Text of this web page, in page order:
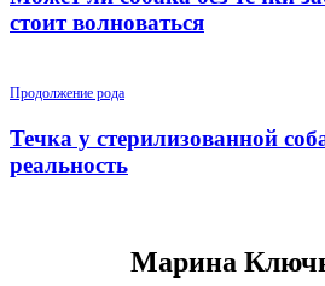
стоит волноваться
Продолжение рода
Течка у стерилизованной
реальность
Марина